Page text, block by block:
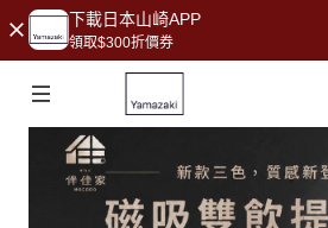
下載日本山崎APP
領取$300折價券